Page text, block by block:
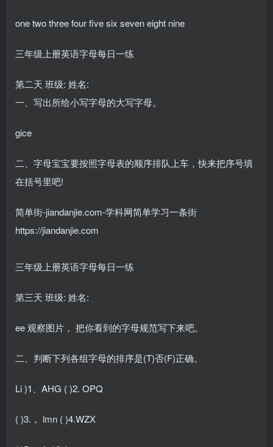
one two three four five six seven eight nine
三年级上册英语字母每日一练
第二天 班级: 姓名:
一、写出所给小写字母的大写字母。
gice
二、字母宝宝要按照字母表的顺序排队上车，快来把序号填
在括号里吧!
简单街-jiandanjie.com-学科网简单学习一条街
https://jiandanjie.com
三年级上册英语字母每日一练
第三天 班级: 姓名:
ee 观察图片， 把你看到的字母规范写下来吧。
二、判断下列各组字母的排序是(T)否(F)正确。
Li )1、AHG ( )2. OPQ
( )3.， lmn ( )4.WZX